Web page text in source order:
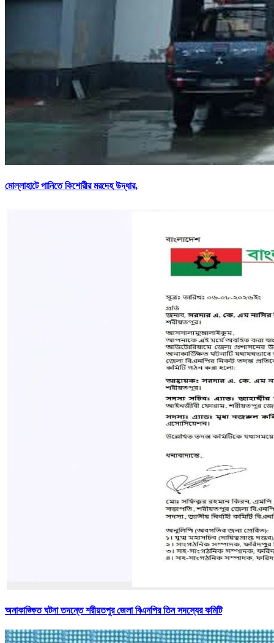
মোল্লাহাটে পানিতে কিশোরীর মরদেহ উদ্ধার,
অনাকাঙ্ক্ষিত ঘটনা তদন্তে শরীয়তপুর জেলা বিএনপির তিন সদস্যের কমিটি